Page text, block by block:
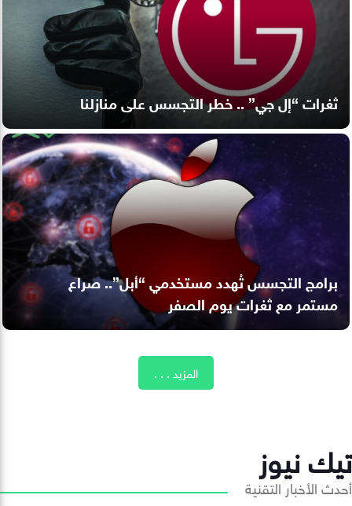
ثغرات “إل جي” .. خطر التجسس على منازلنا
برامج التجسس تُهدد مستخدمي “أبل”.. صراع
مستمر مع ثغرات يوم الصفر
المزيد . . .
تيك نيوز
أحدث الأخبار التقنية